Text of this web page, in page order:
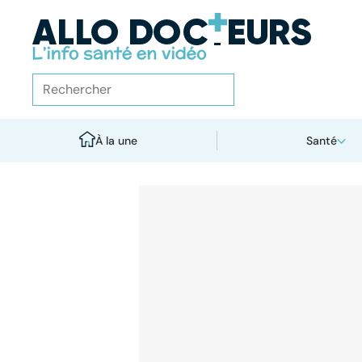
À la une Santé